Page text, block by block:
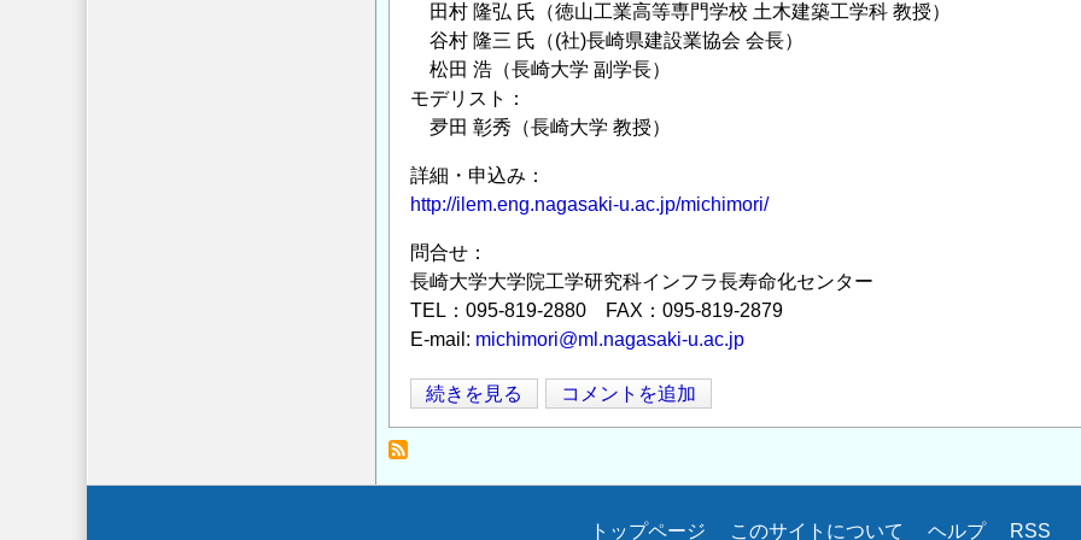
債
の
田村 隆弘 氏（徳山工業高等専門学校 土木建築工学科 教授）
谷村 隆三 氏（(社)長崎県建設業協会 会長）
松田 浩（長崎大学 副学長）
モデリスト：
夛田 彰秀（長崎大学 教授）
詳細・申込み：
http://ilem.eng.nagasaki-u.ac.jp/michimori/
問合せ：
長崎大学大学院工学研究科インフラ長寿命化センター
TEL：095-819-2880 FAX：095-819-2879
E-mail: michimori@ml.nagasaki-u.ac.jp
シ
ン
ジ
続きを見る コメントを追加
トップページ このサイトについて ヘルプ RSS